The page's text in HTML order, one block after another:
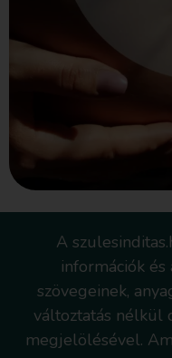
A
információk
szövegeinek,
változtatás nélkül
megjelölésével.